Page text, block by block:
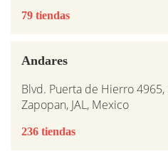
79 tiendas
Andares
Blvd. Puerta de Hierro
Zapopan, JAL, Mexico
236 tiendas